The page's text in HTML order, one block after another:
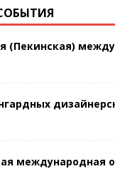
(Пекинская)
международная